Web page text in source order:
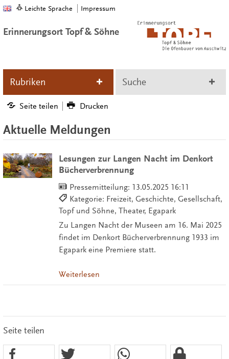
Leichte Sprache Impressum
Erinnerungsort Topf & Söhne
Rubriken Suche
Seite teilen Drucken
Aktuelle Meldungen
Lesungen zur Langen Nacht im Denkort
Bücherverbrennung
Pressemitteilung: 13.05.2025 16:11
Kategorie: Freizeit, Geschichte, Gesellschaft,
Topf und Söhne, Theater, Egapark
Zu Langen Nacht der Museen am 16. Mai 2025
findet im Denkort Bücherverbrennung 1933 im
Egapark eine Premiere statt.
Weiterlesen
Seite teilen